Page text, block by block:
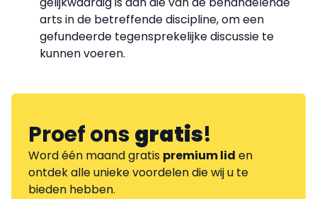
arts in de betreffende discipline, om een
gefundeerde tegensprekelijke discussie te
kunnen voeren.
Proef onsgratis!
Word één maand gratis premium lid en
ontdek alle unieke voordelen die wij u te
bieden hebben.